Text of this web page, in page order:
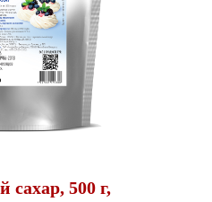
500 г,